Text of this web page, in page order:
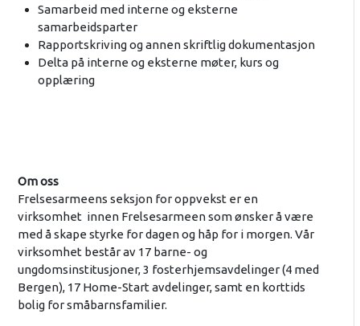
Samarbeid med interne og eksterne
samarbeidsparter
Rapportskriving og annen skriftlig dokumentasjon
Delta på interne og eksterne møter, kurs og
opplæring
Om oss
Frelsesarmeens seksjon for oppvekst er en
virksomhet innen Frelsesarmeen som ønsker å være
med å skape styrke for dagen og håp for i morgen. Vår
virksomhet består av 17 barne- og
ungdomsinstitusjoner, 3 fosterhjemsavdelinger (4 med
Bergen), 17 Home-Start avdelinger, samt en korttids
bolig for småbarnsfamilier.